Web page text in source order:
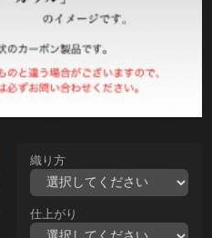
織り方
仕上がり